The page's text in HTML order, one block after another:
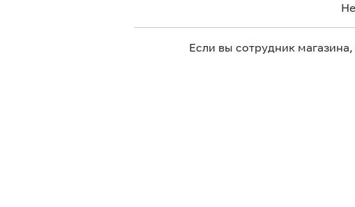
Если вы сотрудник магазина,